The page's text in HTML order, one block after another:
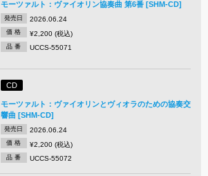
モーツァルト：ヴァイオリン協奏曲 第6番 [SHM-CD]
発売日 2026.06.24
価 格 ¥2,200 (税込)
品 番 UCCS-55071
CD
モーツァルト：ヴァイオリンとヴィオラのための協奏交
響曲 [SHM-CD]
発売日 2026.06.24
価 格 ¥2,200 (税込)
品 番 UCCS-55072